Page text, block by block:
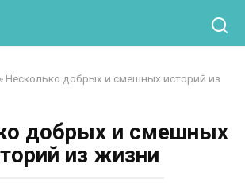
» Несколько добрых и смешных историй из
добрых и смешных
из жизни